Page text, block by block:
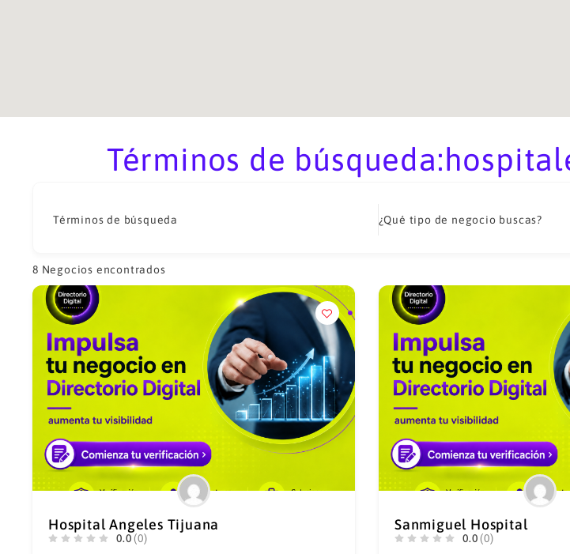
Términos de
Términos de búsqueda ¿Qué tipo de negocio buscas?
8 Negocios encontrados
Hospital Angeles Tijuana
0.0 (0)
Sanmiguel Hospital
0.0 (0)